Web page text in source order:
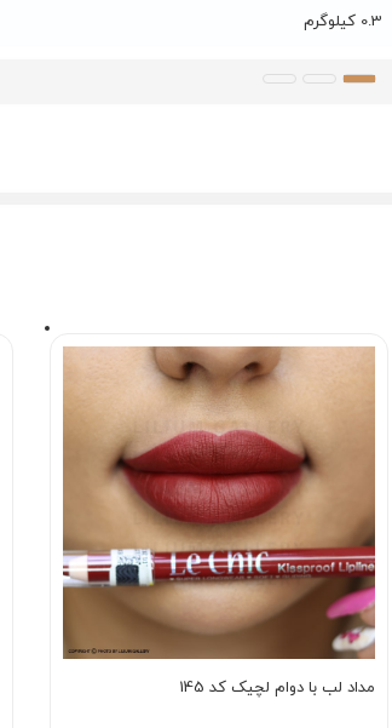
0.3 کیلوگرم
مداد لب با دوام لچیک کد 145